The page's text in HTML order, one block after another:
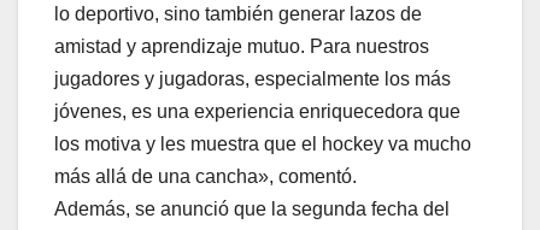
lo deportivo, sino también generar lazos de
amistad y aprendizaje mutuo. Para nuestros
jugadores y jugadoras, especialmente los más
jóvenes, es una experiencia enriquecedora que
los motiva y les muestra que el hockey va mucho
más allá de una cancha», comentó.
Además, se anunció que la segunda fecha del